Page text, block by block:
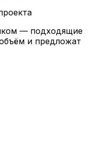
— подходящие
и предложат